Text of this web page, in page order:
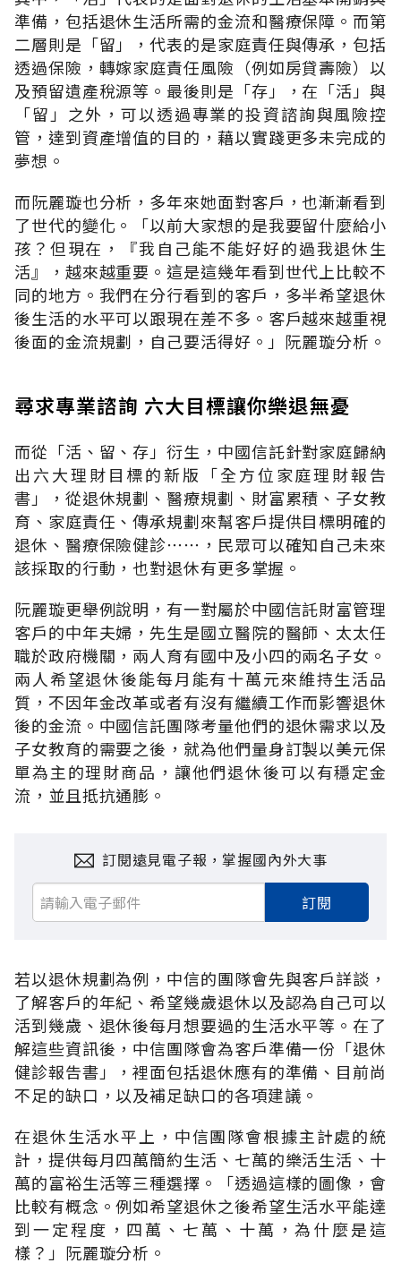
準備，包括退休生活所需的金流和醫療保障。而第
二層則是「留」，代表的是家庭責任與傳承，包括
透過保險，轉嫁家庭責任風險（例如房貸壽險）以
及預留遺產稅源等。最後則是「存」，在「活」與
「留」之外，可以透過專業的投資諮詢與風險控
管，達到資產增值的目的，藉以實踐更多未完成的
夢想。
而阮麗璇也分析，多年來她面對客戶，也漸漸看到
了世代的變化。「以前大家想的是我要留什麼給小
孩？但現在，『我自己能不能好好的過我退休生
活』，越來越重要。這是這幾年看到世代上比較不
同的地方。我們在分行看到的客戶，多半希望退休
後生活的水平可以跟現在差不多。客戶越來越重視
後面的金流規劃，自己要活得好。」阮麗璇分析。
尋求專業諮詢 六大目標讓你樂退無憂
而從「活、留、存」衍生，中國信託針對家庭歸納
出六大理財目標的新版「全方位家庭理財報告
書」，從退休規劃、醫療規劃、財富累積、子女教
育、家庭責任、傳承規劃來幫客戶提供目標明確的
退休、醫療保險健診⋯⋯，民眾可以確知自己未來
該採取的行動，也對退休有更多掌握。
阮麗璇更舉例說明，有一對屬於中國信託財富管理
客戶的中年夫婦，先生是國立醫院的醫師、太太任
職於政府機關，兩人育有國中及小四的兩名子女。
兩人希望退休後能每月能有十萬元來維持生活品
質，不因年金改革或者有沒有繼續工作而影響退休
後的金流。中國信託團隊考量他們的退休需求以及
子女教育的需要之後，就為他們量身訂製以美元保
單為主的理財商品，讓他們退休後可以有穩定金
流，並且抵抗通膨。
訂閱遠見電子報，掌握國內外大事
訂閱
若以退休規劃為例，中信的團隊會先與客戶詳談，
了解客戶的年紀、希望幾歲退休以及認為自己可以
活到幾歲、退休後每月想要過的生活水平等。在了
解這些資訊後，中信團隊會為客戶準備一份「退休
健診報告書」，裡面包括退休應有的準備、目前尚
不足的缺口，以及補足缺口的各項建議。
在退休生活水平上，中信團隊會根據主計處的統
計，提供每月四萬簡約生活、七萬的樂活生活、十
萬的富裕生活等三種選擇。「透過這樣的圖像，會
比較有概念。例如希望退休之後希望生活水平能達
到一定程度，四萬、七萬、十萬，為什麼是這
樣？」阮麗璇分析。